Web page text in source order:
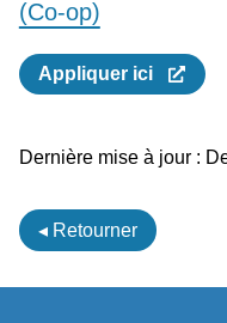
(Co-op)
Appliquer ici
Dernière mise à jour :
◂ Retourner